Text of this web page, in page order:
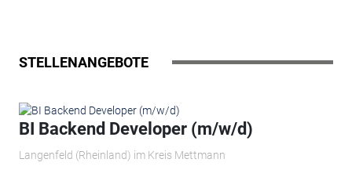
STELLENANGEBOTE
BI Backend Developer (m/w/d)
Langenfeld (Rheinland) im Kreis Mettmann